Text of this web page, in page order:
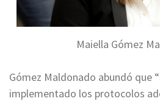
Maiella Gómez
Gómez Maldonado abundó que
implementado los protocolos